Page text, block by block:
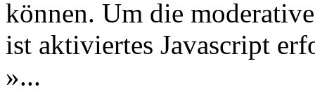
können. Um die
ist aktiviertes Javascript
»...